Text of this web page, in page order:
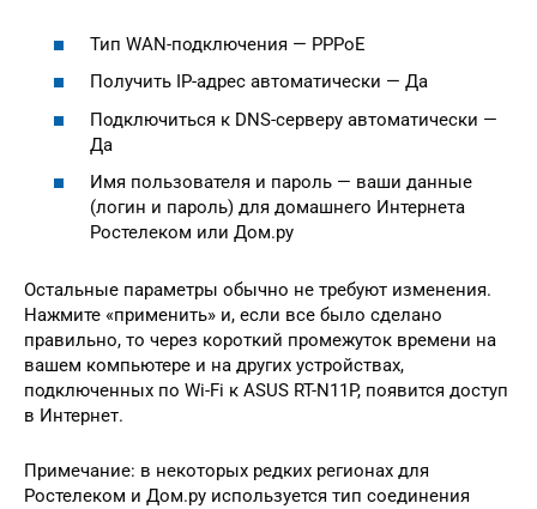
Тип WAN-подключения — PPPoE
Получить IP-адрес автоматически — Да
Подключиться к DNS-серверу автоматически —
Да
Имя пользователя и пароль — ваши данные
(логин и пароль) для домашнего Интернета
Ростелеком или Дом.ру
Остальные параметры обычно не требуют изменения.
Нажмите «применить» и, если все было сделано
правильно, то через короткий промежуток времени на
вашем компьютере и на других устройствах,
подключенных по Wi-Fi к ASUS RT-N11P, появится доступ
в Интернет.
Примечание: в некоторых редких регионах для
Ростелеком и Дом.ру используется тип соединения